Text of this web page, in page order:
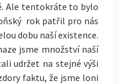
Ale tentokráte to bylo
rok patřil pro nás
dobu naší existence.
jsme množství naší
udržet na stejné výši
faktu, že jsme loni